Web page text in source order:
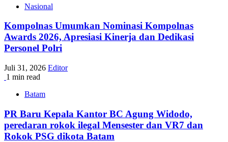
Nasional
Kompolnas Umumkan Nominasi Kompolnas
Awards 2026, Apresiasi Kinerja dan Dedikasi
Personel Polri
Juli 31, 2026 Editor
1 min read
Batam
PR Baru Kepala Kantor BC Agung Widodo,
peredaran rokok ilegal Mensester dan VR7 dan
Rokok PSG dikota Batam